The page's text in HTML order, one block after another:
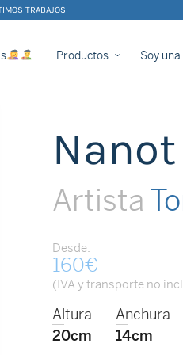
TRABAJOS
Productos Soy
Artista
Desde:
160€
(IVA y transporte no
Altura
20cm
Anchura
14cm